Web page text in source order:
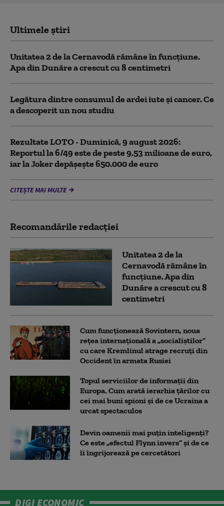
Ultimele știri
Unitatea 2 de la Cernavodă rămâne în funcțiune.
Apa din Dunăre a crescut cu 8 centimetri
Legătura dintre consumul de ardei iute și cancer. Ce
a descoperit un nou studiu
Rezultate LOTO - Duminică, 9 august 2026:
Reportul la 6/49 este de peste 9,53 milioane de euro,
iar la Joker depășește 650.000 de euro
CITEȘTE MAI MULTE
Recomandările redacţiei
Unitatea 2 de la
Cernavodă rămâne în
funcțiune. Apa din
Dunăre a crescut cu 8
centimetri
Cum funcționează Sovintern, noua
rețea internațională a „socialiștilor”
cu care Kremlinul atrage recruți din
Occident în armata Rusiei
Topul serviciilor de informații din
Europa. Cum arată ierarhia țărilor cu
cei mai buni spioni și de ce Ucraina a
urcat spectaculos
Devin oamenii mai puțin inteligenți?
Ce este „efectul Flynn invers” și de ce
îi îngrijorează pe cercetători
DIGI ECONOMIC